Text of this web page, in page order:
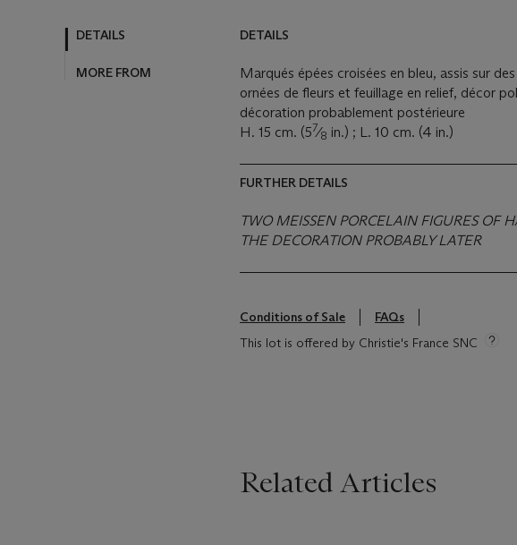
DETAILS
MORE FROM
DETAILS
Marqués épées croisées en bleu, assis sur
ornées de fleurs et feuillage en relief, décor
décoration probablement postérieure
H. 15 cm. (57⁄8 in.) ; L. 10 cm. (4 in.)
FURTHER DETAILS
TWO MEISSEN PORCELAIN FIGURES OF
THE DECORATION PROBABLY LATER
Conditions of Sale
FAQs
This lot is offered by Christie's France SNC
Related Articles